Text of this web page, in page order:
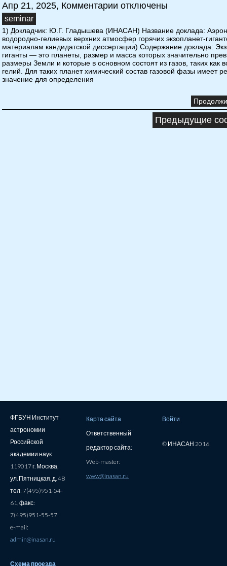
Апр 21, 2025, Комментарии отключены
seminar
1) Докладчик: Ю.Г. Гладышева (ИНАСАН) Название доклада:
водородно-гелиевых верхних атмосфер горячих экзопланет-
материалам кандидатской диссертации) Содержание доклада:
гиганты — это планеты, размер и масса которых значительно
размеры Земли и которые в основном состоят из газов, таких как
гелий. Для таких планет химический состав газовой фазы имеет
значение для определения
Предыдущие
ФГБУН Институт
астрономии
Российской
академии наук
119017 г. Москва,
ул. Пятницкая, д. 48
тел: 7(495)951-54-
61, факс:
7(495)951-55-57
e-mail:
admin@inasan.ru
Схема проезда
Карта сайта
Ответственный
редактор сайта:
Web-master:
www@inasan.ru
Войти
© ИНАСАН 2016